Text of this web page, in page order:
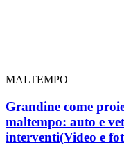
MALTEMPO
Grandine come
maltempo: auto e
interventi(Video e